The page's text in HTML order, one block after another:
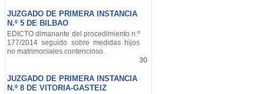
JUZGADO DE PRIMERA INSTANCIA
N.º 5 DE BILBAO
EDICTO dimanante del procedimiento n.º
177/2014 seguido sobre medidas hijos
no matrimoniales contencioso.
30
JUZGADO DE PRIMERA INSTANCIA
N.º 8 DE VITORIA-GASTEIZ